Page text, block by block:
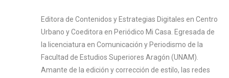
Editora de Contenidos y Estrategias Digitales en Centro
Urbano y Coeditora en Periódico Mi Casa. Egresada de
la licenciatura en Comunicación y Periodismo de la
Facultad de Estudios Superiores Aragón (UNAM).
Amante de la edición y corrección de estilo, las redes